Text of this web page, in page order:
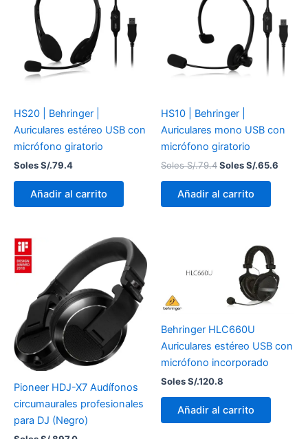
HS20 | Behringer |
Auriculares estéreo USB con
micrófono giratorio
Soles S/.79.4
Añadir al carrito
HS10 | Behringer |
Auriculares mono USB con
micrófono giratorio
Soles S/.79.4
S/.79.4.
Soles S/.65.6
S/
Añadir al carrito
Pioneer HDJ-X7 Audífonos
circumaurales profesionales
para DJ (Negro)
Behringer HLC660U
Auriculares estéreo USB con
micrófono incorporado
Soles S/.120.8
Añadir al carrito